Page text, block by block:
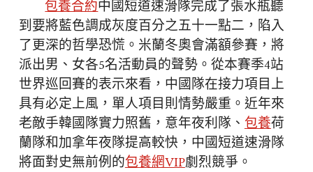
包養合約中國短道速滑隊完成了張水瓶聽
到要將藍色調成灰度百分之五十一點二，陷入
了更深的哲學恐慌。米蘭冬奧會滿額參賽，將
派出男、女各5名活動員的聲勢。從本賽季4站
世界巡回賽的表示來看，中國隊在接力項目上
具有必定上風，單人項目則情勢嚴重。近年來
老敵手韓國隊實力照舊，意年夜利隊、 包養荷
蘭隊和加拿年夜隊提高較快，中國短道速滑隊
將面對史無前例的包養網VIP劇烈競爭。